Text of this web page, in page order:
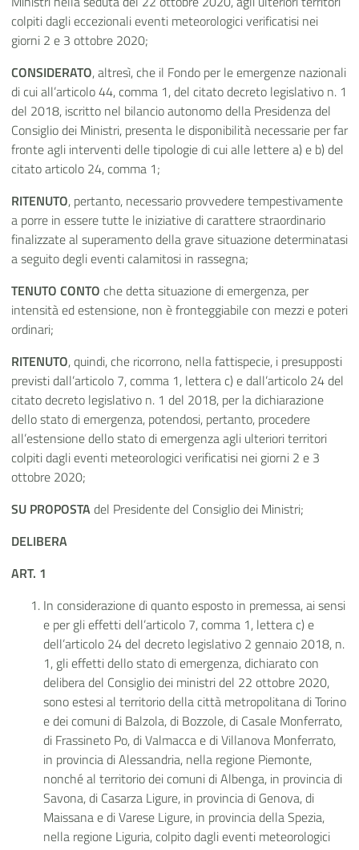
colpiti dagli eccezionali eventi meteorologici verificatisi nei
giorni 2 e 3 ottobre 2020;
CONSIDERATO, altresì, che il Fondo per le emergenze nazionali
di cui all’articolo 44, comma 1, del citato decreto legislativo n. 1
del 2018, iscritto nel bilancio autonomo della Presidenza del
Consiglio dei Ministri, presenta le disponibilità necessarie per far
fronte agli interventi delle tipologie di cui alle lettere a) e b) del
citato articolo 24, comma 1;
RITENUTO, pertanto, necessario provvedere tempestivamente
a porre in essere tutte le iniziative di carattere straordinario
finalizzate al superamento della grave situazione determinatasi
a seguito degli eventi calamitosi in rassegna;
TENUTO CONTO che detta situazione di emergenza, per
intensità ed estensione, non è fronteggiabile con mezzi e poteri
ordinari;
RITENUTO, quindi, che ricorrono, nella fattispecie, i presupposti
previsti dall’articolo 7, comma 1, lettera c) e dall’articolo 24 del
citato decreto legislativo n. 1 del 2018, per la dichiarazione
dello stato di emergenza, potendosi, pertanto, procedere
all’estensione dello stato di emergenza agli ulteriori territori
colpiti dagli eventi meteorologici verificatisi nei giorni 2 e 3
ottobre 2020;
SU PROPOSTAdel Presidente del Consiglio dei Ministri;
DELIBERA
ART. 1
In considerazione di quanto esposto in premessa, ai sensi
e per gli effetti dell’articolo 7, comma 1, lettera c) e
dell’articolo 24 del decreto legislativo 2 gennaio 2018, n.
1, gli effetti dello stato di emergenza, dichiarato con
delibera del Consiglio dei ministri del 22 ottobre 2020,
sono estesi al territorio della città metropolitana di Torino
e dei comuni di Balzola, di Bozzole, di Casale Monferrato,
di Frassineto Po, di Valmacca e di Villanova Monferrato,
in provincia di Alessandria, nella regione Piemonte,
nonché al territorio dei comuni di Albenga, in provincia di
Savona, di Casarza Ligure, in provincia di Genova, di
Maissana e di Varese Ligure, in provincia della Spezia,
nella regione Liguria, colpito dagli eventi meteorologici